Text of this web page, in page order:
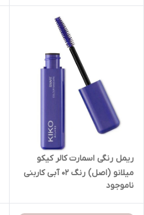
ریمل رنگی اسمارت کالر کیکو
میلانو (اصل) رنگ ۰۲ آبی کاربنی
مدل Kiko milano smart color
mascara electric blue 02
ناموجود